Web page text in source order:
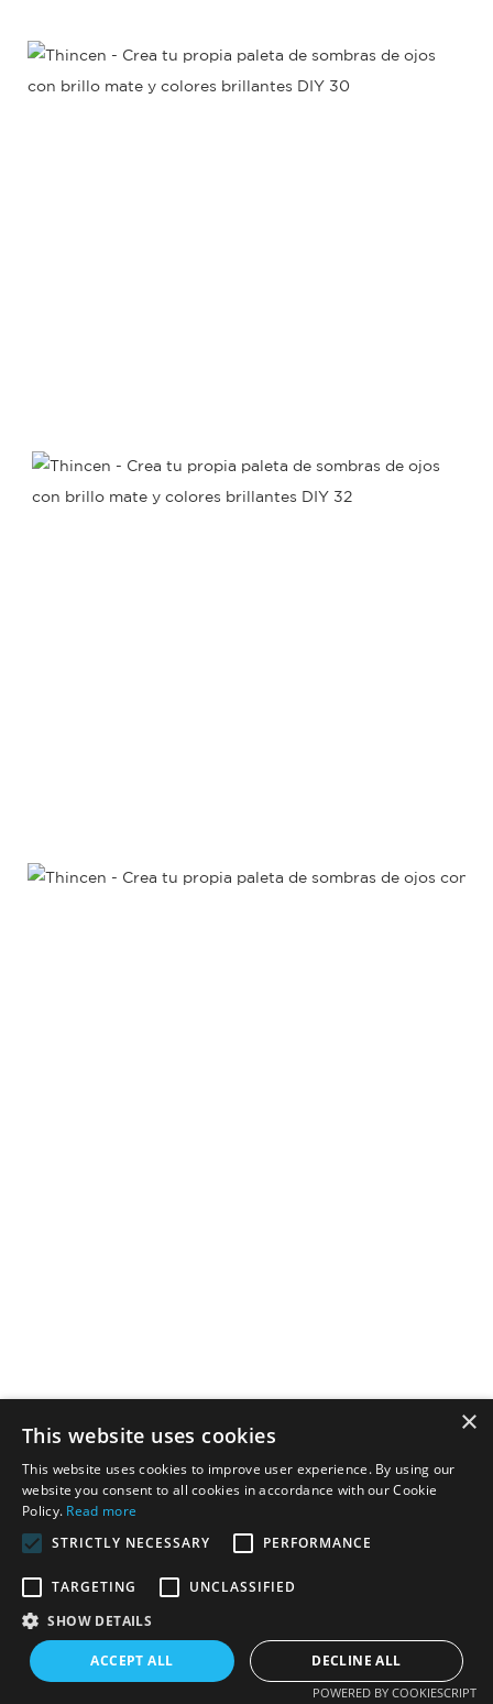
×
This website uses cookies
This website uses cookies to improve user experience. By using our
website you consent to all cookies in accordance with our Cookie
Policy. Read more
STRICTLY NECESSARY
PERFORMANCE
TARGETING
UNCLASSIFIED
SHOW DETAILS
ACCEPT ALL DECLINE ALL
POWERED BY COOKIESCRIPT